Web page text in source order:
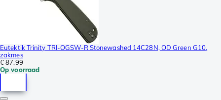
Eutektik Trinity TRI-OGSW-R Stonewashed 14C28N, OD Green G10,
zakmes
€ 87,99
Op voorraad